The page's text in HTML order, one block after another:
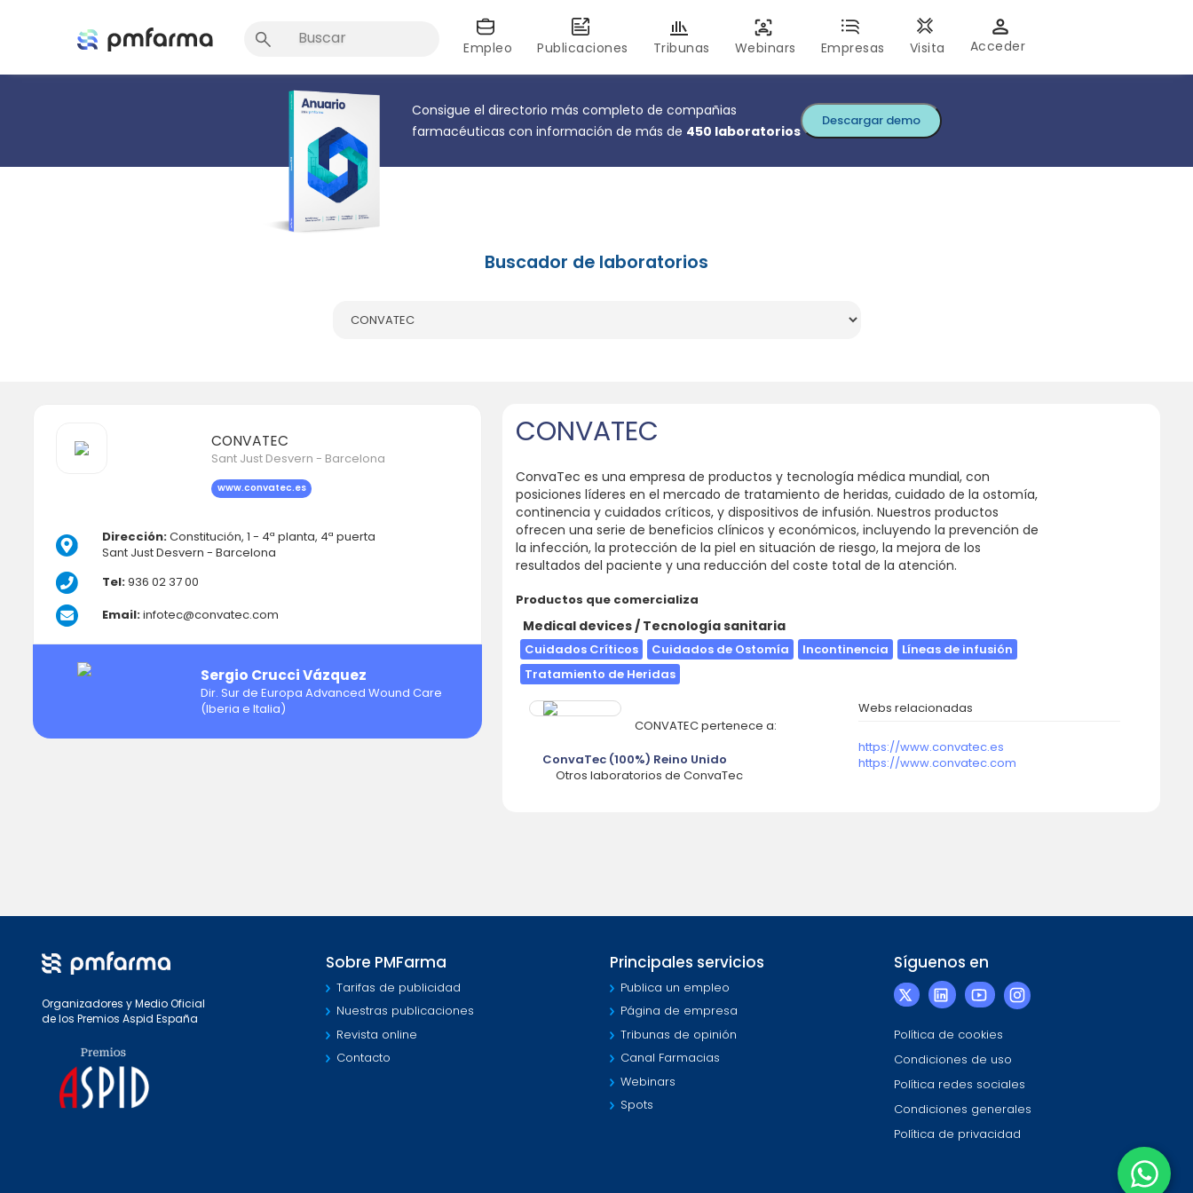
Empleo Publicaciones Tribunas Webinars Empresas Visita Acceder
Consigue el directorio más completo de compañias
farmacéuticas con información de más de 450 laboratorios
Descargar demo
Buscador de laboratorios
CONVATEC
Sant Just Desvern - Barcelona
www.convatec.es
Dirección:Constitución, 1 - 4ª planta, 4ª puerta
Sant Just Desvern - Barcelona
Tel:936 02 37 00
Email:infotec@convatec.com
Sergio Crucci Vázquez
Dir. Sur de Europa Advanced Wound Care
(Iberia e Italia)
CONVATEC
ConvaTec es una empresa de productos y tecnología médica mundial, con
posiciones líderes en el mercado de tratamiento de heridas, cuidado de la ostomía,
continencia y cuidados críticos, y dispositivos de infusión. Nuestros productos
ofrecen una serie de beneficios clínicos y económicos, incluyendo la prevención de
la infección, la protección de la piel en situación de riesgo, la mejora de los
resultados del paciente y una reducción del coste total de la atención.
Productos que comercializa
Medical devices / Tecnología sanitaria
Cuidados Críticos Cuidados de Ostomía Incontinencia
Líneas de infusión
Tratamiento de Heridas
CONVATEC pertenece a:
ConvaTec (100%) Reino Unido
Otros laboratorios de ConvaTec
Webs relacionadas
https://www.convatec.es
https://www.convatec.com
Organizadores y Medio Oficial
de los Premios Aspid España
Sobre PMFarma
Tarifas de publicidad
Nuestras publicaciones
Revista online
Contacto
Principales servicios
Publica un empleo
Página de empresa
Tribunas de opinión
Canal Farmacias
Webinars
Spots
Síguenos en
Política de cookies
Condiciones de uso
Política redes sociales
Condiciones generales
Política de privacidad